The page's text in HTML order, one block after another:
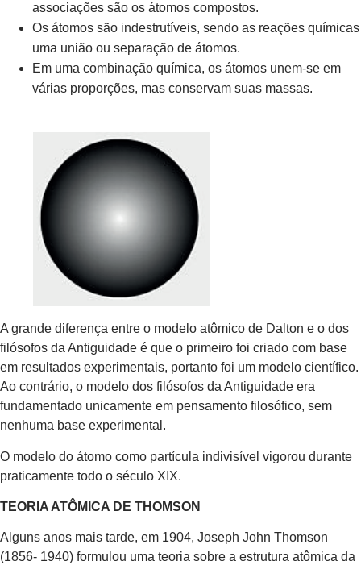
associações são os átomos compostos.
Os átomos são indestrutíveis, sendo as reações químicas
uma união ou separação de átomos.
Em uma combinação química, os átomos unem-se em
várias proporções, mas conservam suas massas.
A grande diferença entre o modelo atômico de Dalton e o dos
filósofos da Antiguidade é que o primeiro foi criado com base
em resultados experimentais, portanto foi um modelo científico.
Ao contrário, o modelo dos filósofos da Antiguidade era
fundamentado unicamente em pensamento filosófico, sem
nenhuma base experimental.
O modelo do átomo como partícula indivisível vigorou durante
praticamente todo o século XIX.
TEORIA ATÔMICA DE THOMSON
Alguns anos mais tarde, em 1904, Joseph John Thomson
(1856- 1940) formulou uma teoria sobre a estrutura atômica da